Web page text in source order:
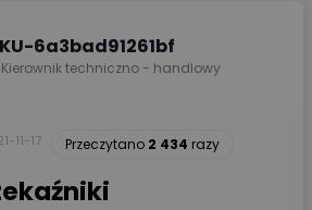
KU-6a3bad91261bf
Kierownik techniczno - handlowy
11-17 Przeczytano 2 434 razy